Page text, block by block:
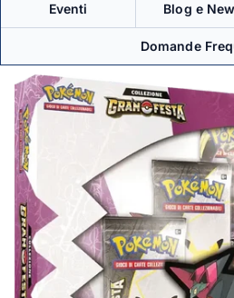
Eventi Blog e
Domande